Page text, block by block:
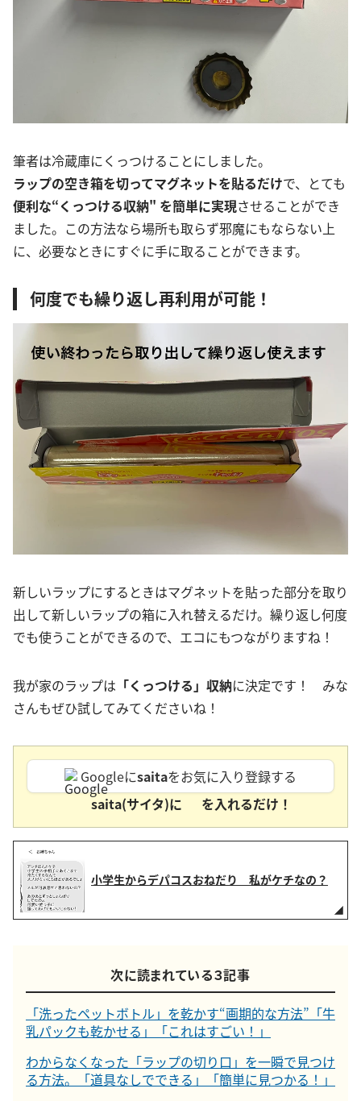
筆者は冷蔵庫にくっつけることにしました。
ラップの空き箱を切ってマグネットを貼るだけで、とても
便利な“くっつける収納" を簡単に実現させることができ
ました。この方法なら場所も取らず邪魔にもならない上
に、必要なときにすぐに手に取ることができます。
何度でも繰り返し再利用が可能！
新しいラップにするときはマグネットを貼った部分を取り
出して新しいラップの箱に入れ替えるだけ。繰り返し何度
でも使うことができるので、エコにもつながりますね！
我が家のラップは 「くっつける」収納に決定です！ みな
さんもぜひ試してみてくださいね！
Googleにsaitaをお気に入り登録する
saita(サイタ)に
を入れるだけ！
小学生からデパコスおねだり 私がケチなの？
次に読まれている３記事
「洗ったペットボトル」を乾かす“画期的な方法”「牛
乳パックも乾かせる」「これはすごい！」
わからなくなった「ラップの切り口」を一瞬で見つけ
る方法。「道具なしでできる」「簡単に見つかる！」